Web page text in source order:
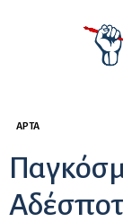
ΆΡΤΑ